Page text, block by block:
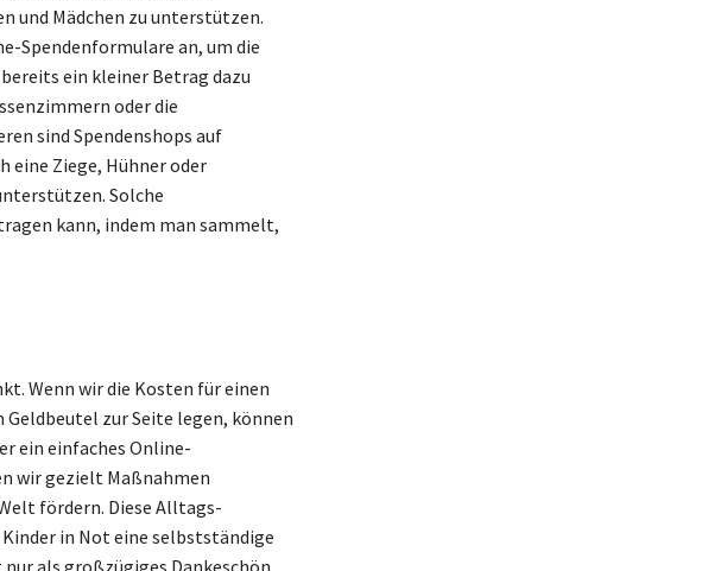
und Mädchen zu unterstützen.
Spendenformulare an, um die
ein kleiner Betrag dazu
oder die
sind Spendenshops auf
eine Ziege, Hühner oder
Solche
kann, indem man sammelt,
Wenn wir die Kosten für einen
Geldbeutel zur Seite legen, können
ein einfaches Online-
wir gezielt Maßnahmen
fördern. Diese Alltags-
in Not eine selbstständige
als großzügiges Dankeschön